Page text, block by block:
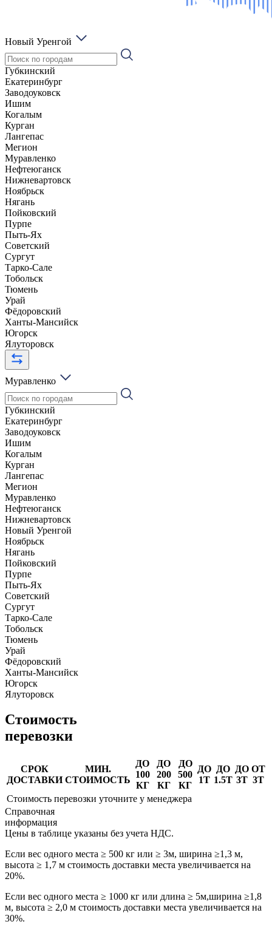
Новый Уренгой
Губкинский
Екатеринбург
Заводоуковск
Ишим
Когалым
Курган
Лангепас
Мегион
Муравленко
Нефтеюганск
Нижневартовск
Ноябрьск
Нягань
Пойковский
Пурпе
Пыть-Ях
Советский
Сургут
Тарко-Сале
Тобольск
Тюмень
Урай
Фёдоровский
Ханты-Мансийск
Югорск
Ялуторовск
Муравленко
Губкинский
Екатеринбург
Заводоуковск
Ишим
Когалым
Курган
Лангепас
Мегион
Муравленко
Нефтеюганск
Нижневартовск
Новый Уренгой
Ноябрьск
Нягань
Пойковский
Пурпе
Пыть-Ях
Советский
Сургут
Тарко-Сале
Тобольск
Тюмень
Урай
Фёдоровский
Ханты-Мансийск
Югорск
Ялуторовск
Стоимость
перевозки
СРОК
ДОСТАВКИ
МИН.
СТОИМОСТЬ
ДО
100
КГ
ДО
200
КГ
ДО
500
КГ
ДО
1Т
ДО
1.5Т
ДО
3Т
ОТ
3Т
Стоимость перевозки уточните у менеджера
Справочная
информация
Цены в таблице указаны без учета НДС.
Если вес одного места ≥ 500 кг или ≥ 3м, ширина ≥1,3 м,
высота ≥ 1,7 м стоимость доставки места увеличивается на
20%.
Если вес одного места ≥ 1000 кг или длина ≥ 5м,ширина ≥1,8
м, высота ≥ 2,0 м стоимость доставки места увеличивается на
30%.